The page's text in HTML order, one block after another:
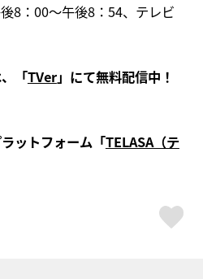
8：00～午後8：54、テレビ
「TVer」にて無料配信中！
ットフォーム「TELASA（テ